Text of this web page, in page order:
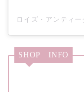
SHOP INFO